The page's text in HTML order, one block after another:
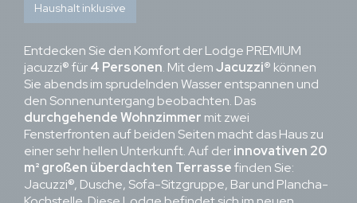
Haushalt inklusive
Entdecken Sie den Komfort der Lodge PREMIUM
jacuzzi® für4 Personen. Mit demJacuzzi® können
Sie abends im sprudelnden Wasser entspannen und
den Sonnenuntergang beobachten. Das
durchgehende Wohnzimmer mit zwei
Fensterfronten auf beiden Seiten macht das Haus zu
einer sehr hellen Unterkunft. Auf derinnovativen 20
m² großen überdachten Terrassefinden Sie:
Jacuzzi®, Dusche, Sofa-Sitzgruppe, Bar und Plancha-